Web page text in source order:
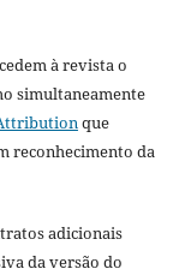
à revista o
simultaneamente
que
reconhecimento da
adicionais
da versão do